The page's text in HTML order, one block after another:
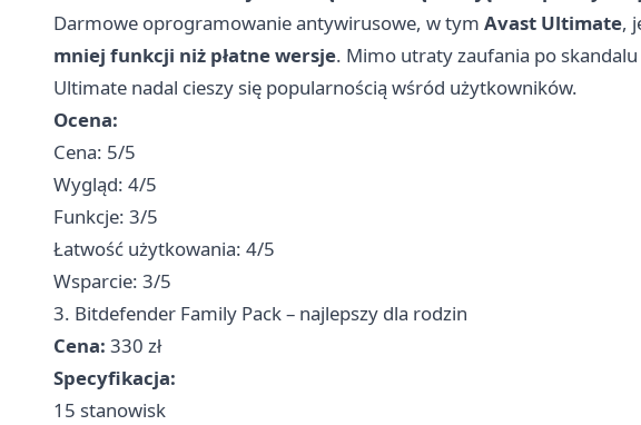
Darmowe oprogramowanie antywirusowe, w tym Avast Ultimate,
mniej funkcji niż płatne wersje. Mimo utraty zaufania po
Ultimate nadal cieszy się popularnością wśród użytkowników.
Ocena:
Cena: 5/5
Wygląd: 4/5
Funkcje: 3/5
Łatwość użytkowania: 4/5
Wsparcie: 3/5
3. Bitdefender Family Pack – najlepszy dla rodzin
Cena: 330 zł
Specyfikacja:
15 stanowisk